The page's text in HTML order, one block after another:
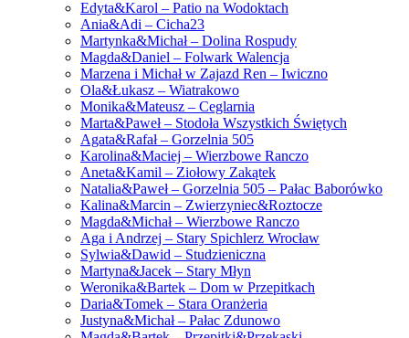
Edyta&Karol – Patio na Wodoktach
Ania&Adi – Cicha23
Martynka&Michał – Dolina Rospudy
Magda&Daniel – Folwark Walencja
Marzena i Michał w Zajazd Ren – Iwiczno
Ola&Łukasz – Wiatrakowo
Monika&Mateusz – Ceglarnia
Marta&Paweł – Stodoła Wszystkich Świętych
Agata&Rafał – Gorzelnia 505
Karolina&Maciej – Wierzbowe Ranczo
Aneta&Kamil – Ziołowy Zakątek
Natalia&Paweł – Gorzelnia 505 – Pałac Baborówko
Kalina&Marcin – Zwierzyniec&Roztocze
Magda&Michał – Wierzbowe Ranczo
Aga i Andrzej – Stary Spichlerz Wrocław
Sylwia&Dawid – Studzieniczna
Martyna&Jacek – Stary Młyn
Weronika&Bartek – Dom w Przepitkach
Daria&Tomek – Stara Oranżeria
Justyna&Michał – Pałac Zdunowo